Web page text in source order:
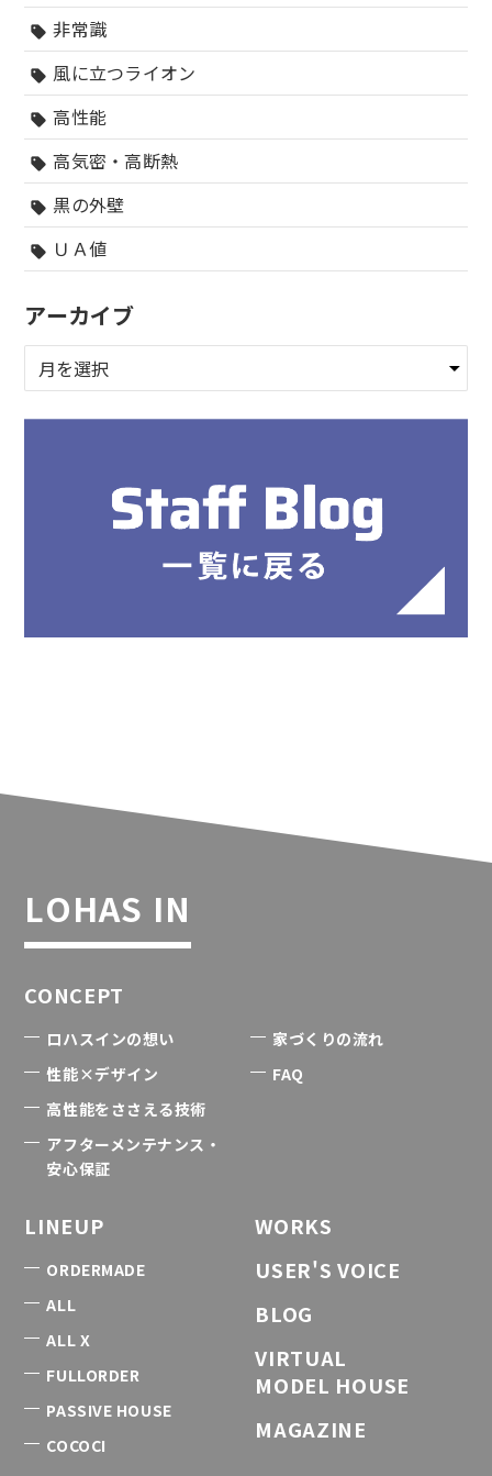
sell 非常識
sell 風に立つライオン
sell 高性能
sell 高気密・高断熱
sell 黒の外壁
sell ＵＡ値
アーカイブ
LOHAS IN
CONCEPT
ロハスインの想い
性能×デザイン
高性能をささえる技術
アフターメンテナンス・
安心保証
家づくりの流れ
FAQ
LINEUP
ORDERMADE
ALL
ALL X
FULLORDER
PASSIVE HOUSE
COCOCI
WORKS
USER'S VOICE
BLOG
VIRTUAL
MODEL HOUSE
MAGAZINE